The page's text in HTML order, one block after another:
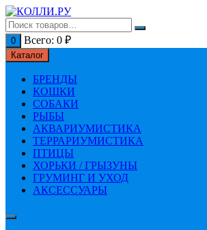
Перейти
к
содержимому
0 Всего: 0 ₽
Каталог
БРЕНДЫ
КОШКИ
СОБАКИ
РЫБЫ
АКВАРИУМИСТИКА
ТЕРРАРИУМИСТИКА
ПТИЦЫ
ХОРЬКИ / ГРЫЗУНЫ
ГРУМИНГ И УХОД
АКСЕССУАРЫ